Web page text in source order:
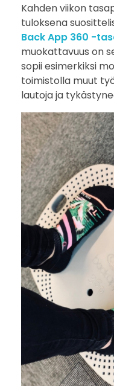
Kahden viikon
tuloksena
Back App 360 -
muokattavuus on
sopii esimerkiksi
toimistolla muut
lautoja ja